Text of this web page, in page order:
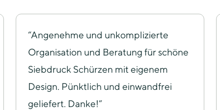
“Angenehme und unkomplizierte
Organisation und Beratung für schöne
Siebdruck Schürzen mit eigenem
Design. Pünktlich und einwandfrei
geliefert. Danke!”